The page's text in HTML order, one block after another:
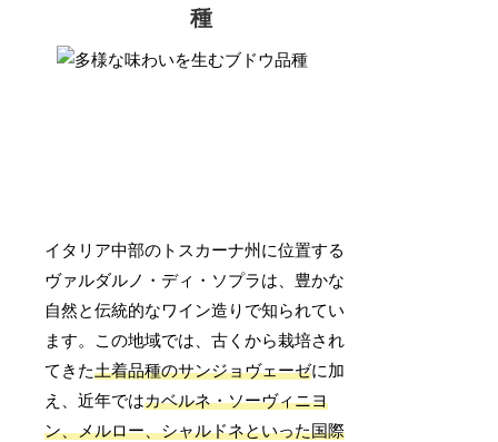
種
イタリア中部のトスカーナ州に位置する
ヴァルダルノ・ディ・ソプラは、豊かな
自然と伝統的なワイン造りで知られてい
ます。この地域では、古くから栽培され
てきた土着品種のサンジョヴェーゼに加
え、近年ではカベルネ・ソーヴィニヨ
ン、メルロー、シャルドネといった国際